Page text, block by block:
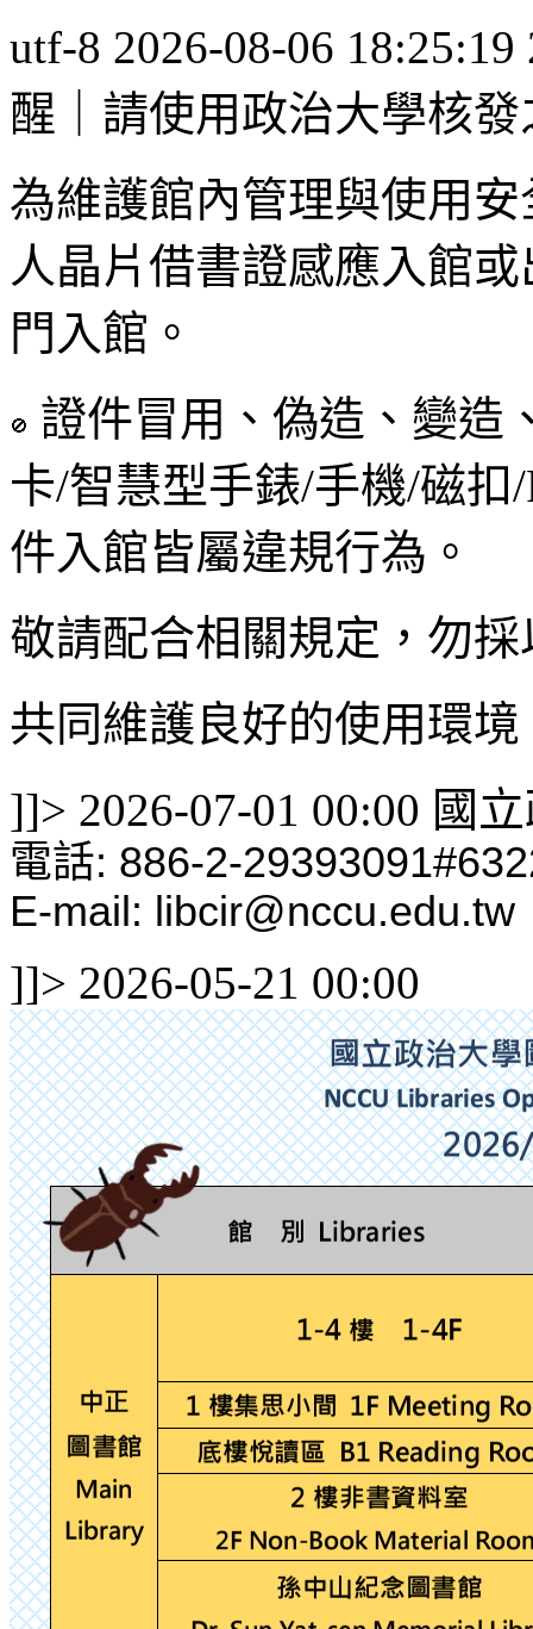
utf-8 2026-08-06 18:25:19
醒｜請使用政治大學核
為維護館內管理與使用
人晶片借書證感應入館
門入館。
證件冒用、偽造、變造
卡/智慧型手錶/手機/磁扣
件入館皆屬違規行為。
敬請配合相關規定，勿
共同維護良好的使用環
]]> 2026-07-01 00:00 國
電話: 886-2-
E-mail: libcir@nccu.edu.tw
]]> 2026-05-21 00:00